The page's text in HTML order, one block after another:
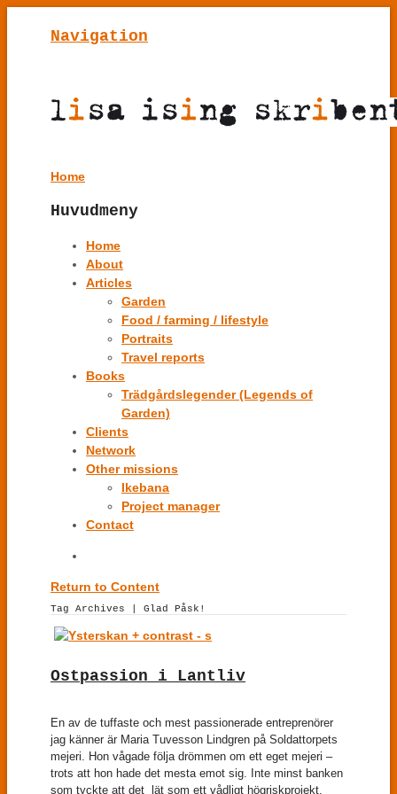
Navigation
Home
Huvudmeny
Home
About
Articles
Garden
Food / farming / lifestyle
Portraits
Travel reports
Books
Trädgårdslegender (Legends of
Garden)
Clients
Network
Other missions
Ikebana
Project manager
Contact
Return to Content
Tag Archives | Glad Påsk!
Ostpassion i Lantliv
En av de tuffaste och mest passionerade entreprenörer
jag känner är Maria Tuvesson Lindgren på Soldattorpets
mejeri. Hon vågade följa drömmen om ett eget mejeri –
trots att hon hade det mesta emot sig. Inte minst banken
som tyckte att det lät som ett vådligt högriskprojekt.